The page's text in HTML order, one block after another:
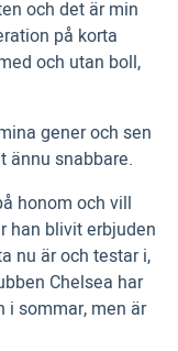
och det är min
på korta
och utan boll,
gener och sen
ännu snabbare.
honom och vill
han blivit erbjuden
nu är och testar i,
Chelsea har
i sommar, men är